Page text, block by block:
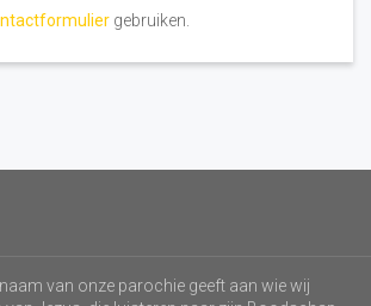
gebruiken.
naam van onze parochie geeft aan wie wij